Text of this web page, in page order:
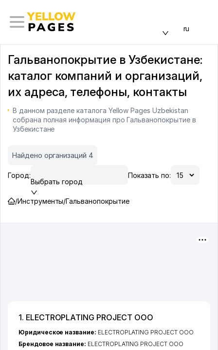
ru
Гальванопокрытие в Узбекистане:
каталог компаний и организаций,
их адреса, телефоны, контакты
В данном разделе каталога Yellow Pages Uzbekistan
собрана полная информация про Гальванопокрытие в
Узбекистане
Найдено организаций 4
Город:
Выбрать город
Показать по:
/Инструменты/Гальванопокрытие
1. ELECTROPLATING PROJECT ООО
Юридическое название: ELECTROPLATING PROJECT ООО
Брендовое название: ELECTROPLATING PROJECT ООО